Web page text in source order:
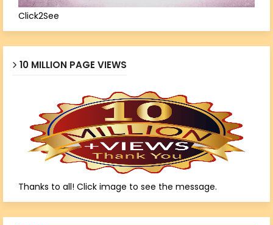
Click2See
10 MILLION PAGE VIEWS
Thanks to all! Click image to see the message.